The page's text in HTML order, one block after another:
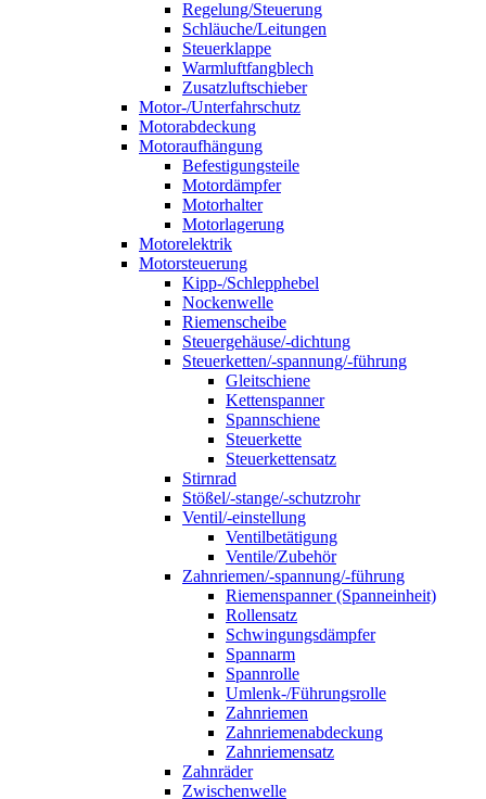
Regelung/Steuerung
Schläuche/Leitungen
Steuerklappe
Warmluftfangblech
Zusatzluftschieber
Motor-/Unterfahrschutz
Motorabdeckung
Motoraufhängung
Befestigungsteile
Motordämpfer
Motorhalter
Motorlagerung
Motorelektrik
Motorsteuerung
Kipp-/Schlepphebel
Nockenwelle
Riemenscheibe
Steuergehäuse/-dichtung
Steuerketten/-spannung/-führung
Gleitschiene
Kettenspanner
Spannschiene
Steuerkette
Steuerkettensatz
Stirnrad
Stößel/-stange/-schutzrohr
Ventil/-einstellung
Ventilbetätigung
Ventile/Zubehör
Zahnriemen/-spannung/-führung
Riemenspanner (Spanneinheit)
Rollensatz
Schwingungsdämpfer
Spannarm
Spannrolle
Umlenk-/Führungsrolle
Zahnriemen
Zahnriemenabdeckung
Zahnriemensatz
Zahnräder
Zwischenwelle